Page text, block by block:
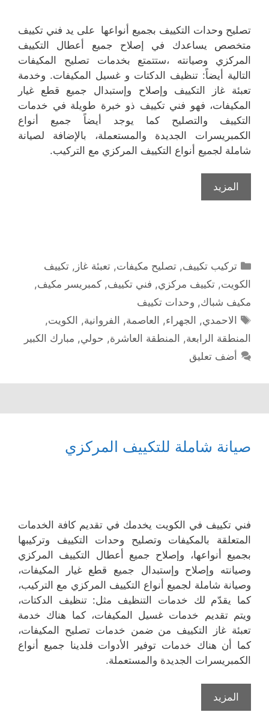
تصليح وحدات التكييف بجميع أنواعها على يد فني تكييف
متخصص يساعدك في إصلاح جميع أعطال التكييف
المركزي وصيانته ،ستتمتع بخدمات تصليح المكيفات
التالية أيضاً: تنظيف الدكتات و غسيل المكيفات. وخدمة
تعبئة غاز التكييف وإصلاح وإستبدال جميع قطع غيار
المكيفات، فهو فني تكييف ذو خبرة طويلة في خدمات
التكييف والتصليح كما يوجد أيضاً جميع أنواع
الكمبريسرات الجديدة والمستعملة، بالإضافة لصيانة
شاملة لجميع أنواع التكييف المركزي مع التركيب.
المزيد
التصنيفات
تركيب تكييف,تصليح مكيفات,تعبئة غاز ,تكييف
الكويت, تكييف مركزي, فني تكييف, كمبريسر مكيف,
مكيف شباك, وحدات تكييف
الوسوم
الاحمدي, الجهراء, العاصمة, الفروانية, الكويت,
المنطقة الرابعة, المنطقة العاشرة, حولي, مبارك الكبير
أضف تعليق
صيانة شاملة للتكييف المركزي
فني تكييف في الكويت يخدمك في تقديم كافة الخدمات
المتعلقة بالمكيفات وتصليح وحدات التكييف وتركيبها
بجميع أنواعها، وإصلاح جميع أعطال التكييف المركزي
وصيانته وإصلاح وإستبدال جميع قطع غيار المكيفات،
وصيانة شاملة لجميع أنواع التكييف المركزي مع التركيب،
كما يقدّم لك خدمات التنظيف مثل: تنظيف الدكتات،
ويتم تقديم خدمات غسيل المكيفات، كما هناك خدمة
تعبئة غاز التكييف من ضمن خدمات تصليح المكيفات،
كما أن هناك خدمات توفير الأدوات فلدينا جميع أنواع
الكمبريسرات الجديدة والمستعملة.
المزيد